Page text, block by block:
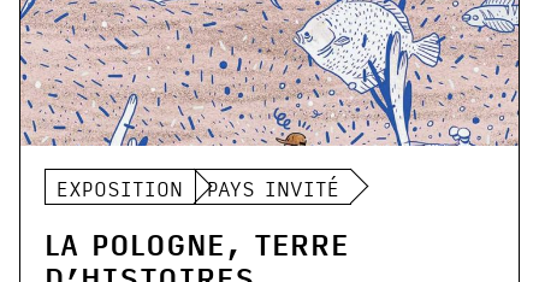
EXPOSITION PAYS INVITÉ
LA POLOGNE, TERRE